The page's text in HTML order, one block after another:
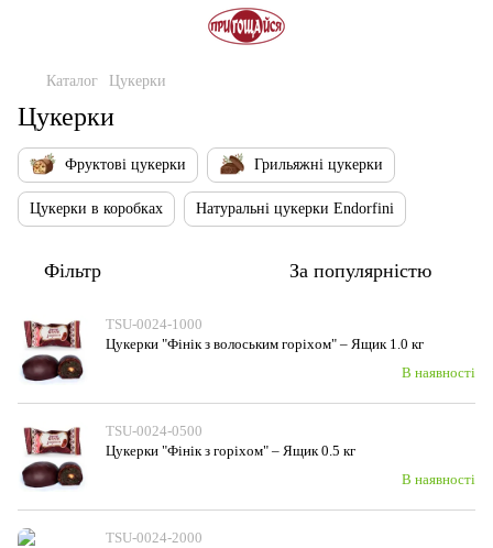
Каталог Цукерки
Цукерки
Фруктові цукерки Грильяжні цукерки
Цукерки в коробках Натуральні цукерки Endorfini
Фільтр За популярністю
TSU-0024-1000
Цукерки "Фінік з волоським горiхом" – Ящик 1.0 кг
В наявності
TSU-0024-0500
Цукерки "Фінік з горiхом" – Ящик 0.5 кг
В наявності
TSU-0024-2000